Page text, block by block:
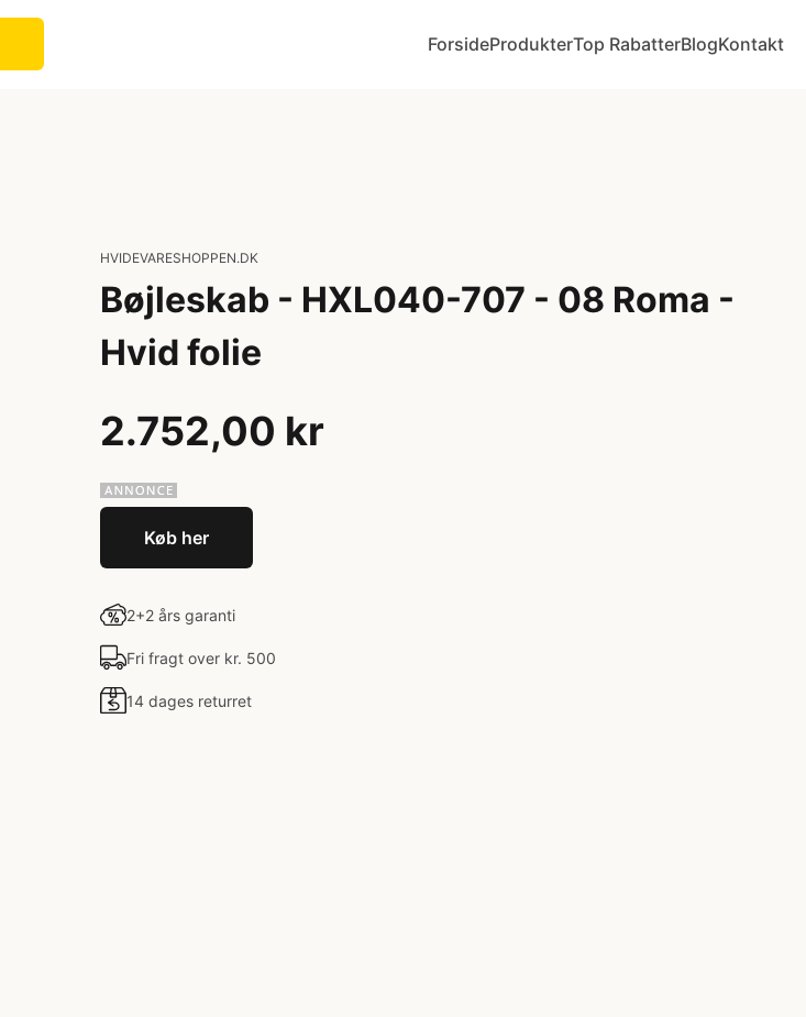
ForsideProdukterTop RabatterBlogKontakt
HVIDEVARESHOPPEN.DK
Bøjleskab - HXL040-707 - 08 Roma -
Hvid folie
2.752,00 kr
Køb her
2+2 års garanti
Fri fragt over kr. 500
14 dages returret